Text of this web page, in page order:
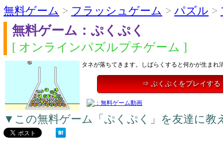
無料ゲーム > フラッシュゲーム > パズル >
無料ゲーム：ぷくぷく
[ オンラインパズルプチゲーム ]
タネが落ちてきます。しばらくすると何かが生まれ
⇒ ぷくぷくをプレイする
▼この無料ゲーム「ぷくぷく」を友達に教